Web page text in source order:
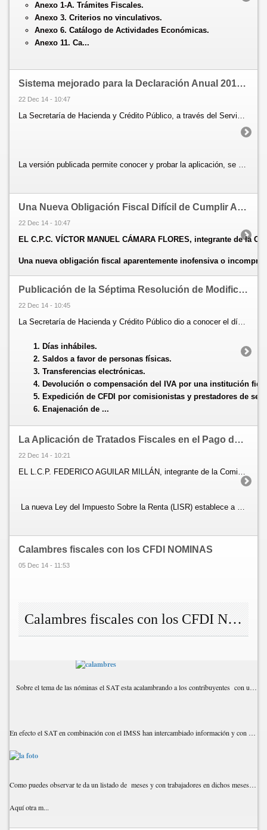
Anexo 1-A. Trámites Fiscales.
Anexo 3. Criterios no vinculativos.
Anexo 6. Catálogo de Actividades Económicas.
Anexo 11. Ca...
Sistema mejorado para la Declaración Anual 2014 de personas morales
22 Dec 14 - 10:47
La Secretaría de Hacienda y Crédito Público, a través del Servicio de Administración Tributaria, informa que publicó en el portal de internet la nueva plataforma para que las personas morales puedan presentar la Declaración Anual 2014.
La versión publicada permite conocer y probar la aplicación, se pueden hacer todos los pasos para presentar la declaración, excepto el envío, que se podrá hacer a partir del 2 de enero y, en su caso, pagar los impuestos, a través del esquema de Pago Ref...
Una Nueva Obligación Fiscal Difícil de Cumplir Artículo 31-A del Código Fiscal de la Federación
22 Dec 14 - 10:47
EL C.P.C. VÍCTOR MANUEL CÁMARA FLORES, integrante de la
Una nueva obligación fiscal aparentemente inofensiva o
Publicación de la Séptima Resolución de Modificaciones a la RMF 2014
22 Dec 14 - 10:45
La Secretaría de Hacienda y Crédito Público dio a conocer el día de hoy (18 de diciembre) a través del Diario Oficial de la Federación (DOF), la Séptima Resolución de Modificaciones a la Resolución Miscelánea Fiscal para 2014, que contampla:
Días inhábiles.
Saldos a favor de personas físicas.
Transferencias electrónicas.
Devolución o compensación del IVA por una institución
Expedición de CFDI por comisionistas y prestadores de
Enajenación de ...
La Aplicación de Tratados Fiscales en el Pago de Dividendos
22 Dec 14 - 10:21
EL L.C.P. FEDERICO AGUILAR MILLÁN, integrante de la Comisión Fiscal, realizó un análisis referente a "LA APLICACIÓN DE TRATADOS FISCALES EN EL PAGO DE DIVIDENDOS".
La nueva Ley del Impuesto Sobre la Renta (LISR) establece a partir de 2014, que cuando se paguen dividendos por personas morales residentes en México a residentes en el extranjero, estarán sujetos al ISR al nivel de los accionistas, por lo que la persona moral que los pague deberá retener y enterar 10% de impuesto sobre la re...
Calambres fiscales con los CFDI NOMINAS
05 Dec 14 - 11:53
Calambres fiscales con los CFDI NOMINAS.
Sobre el tema de las nóminas el SAT esta acalambrando a los contribuyentes con un correo sumamente interesante.
En efecto el SAT en combinación con el IMSS han intercambiado información y con dicha información el SAT esta enviando lo siguiente;
Como puedes observar te da un listado de meses y con trabajadores en dichos meses por lo que pagaste el IMSS, pero según no se realizaron los CFDI NOMINAS.
Aquí otra m...